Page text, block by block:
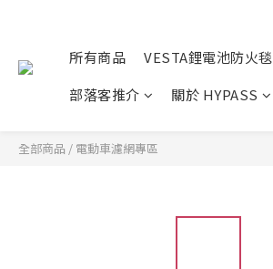
所有商品 VESTA鋰電池防火毯
部落客推介
關於 HYPASS
全部商品 / 電動車濾網專區